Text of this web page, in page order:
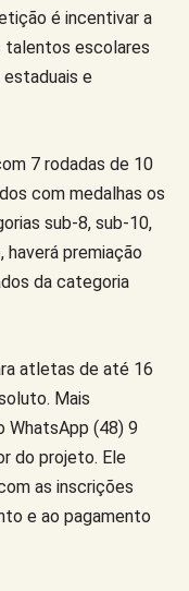
é incentivar a
talentos escolares
e
7 rodadas de 10
com medalhas os
sub-8, sub-10,
haverá premiação
da categoria
atletas de até 16
Mais
WhatsApp (48) 9
do projeto. Ele
as inscrições
e ao pagamento